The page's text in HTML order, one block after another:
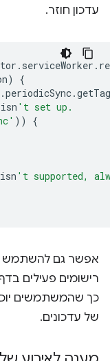
עדכון חוזר.
. serviceWorker .
)
{
.periodicSync.
isn 't set up.
))
{
isn 't supported,
אפשר גם להשתמש
רישומים פעילים
כך שהמשתמשים
של עדכונים.